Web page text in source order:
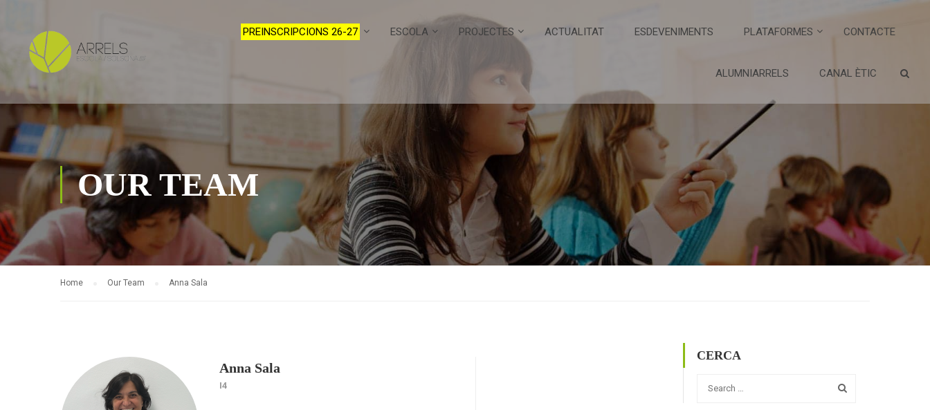
PREINSCRIPCIONS 26-27 ESCOLA PROJECTES ACTUALITAT ESDEVENIMENTS PLATAFORMES CONTACTE
ALUMNIARRELS CANAL ÈTIC
OUR TEAM
Home Our Team Anna Sala
Anna Sala
I4
CERCA